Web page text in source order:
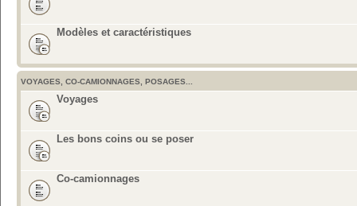
Modèles et caractéristiques
VOYAGES, CO-CAMIONNAGES, POSAGES...
Voyages
Les bons coins ou se poser
Co-camionnages